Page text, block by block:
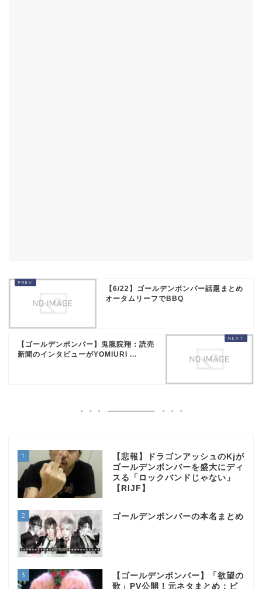
【6/22】ゴールデンボンバー話題まとめ
オータムリーフでBBQ
【ゴールデンボンバー】鬼龍院翔：読売
新聞のインタビューがYOMIURI ...
1
【悲報】ドラゴンアッシュのKjが
ゴールデンボンバーを盛大にディ
スる「ロックバンドじゃない」
【RIJF】
2 ゴールデンボンバーの本名まとめ
3
【ゴールデンボンバー】「欲望の
歌」PV公開！元ネタまとめ：ビ